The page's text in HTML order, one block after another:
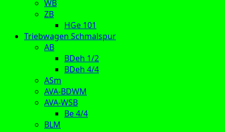
WB
ZB
HGe 101
Triebwagen Schmalspur
AB
BDeh 1/2
BDeh 4/4
ASm
AVA-BDWM
AVA-WSB
Be 4/4
BLM